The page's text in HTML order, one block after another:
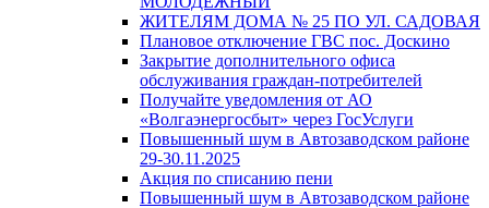
ЖИТЕЛЯМ ДОМА № 25 ПО УЛ. САДОВАЯ
Плановое отключение ГВС пос. Доскино
Закрытие дополнительного офиса
обслуживания граждан-потребителей
Получайте уведомления от АО
«Волгаэнергосбыт» через ГосУслуги
Повышенный шум в Автозаводском районе
29-30.11.2025
Акция по списанию пени
Повышенный шум в Автозаводском районе